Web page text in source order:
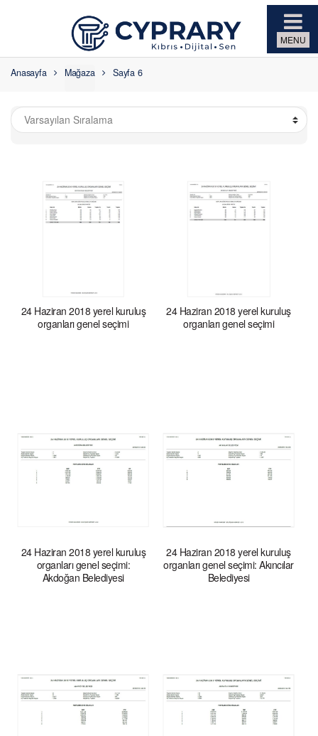
Anasayfa Mağaza Sayfa 6
24 Haziran 2018 yerel kuruluş
organları genel seçimi
24 Haziran 2018 yerel kuruluş
organları genel seçimi
24 Haziran 2018 yerel kuruluş
organları genel seçimi:
Akdoğan Belediyesi
24 Haziran 2018 yerel kuruluş
organları genel seçimi: Akıncılar
Belediyesi